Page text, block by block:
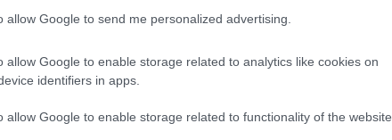
allow Google to send me personalized advertising.
allow Google to enable storage related to analytics like cookies on
identifiers in apps.
allow Google to enable storage related to functionality of the website
settimana
fatto la storia della musica italiana:
aspetta, non è tutto!Orietta BertieFabio